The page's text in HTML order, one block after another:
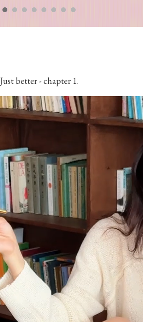
Just better - chapter 1.